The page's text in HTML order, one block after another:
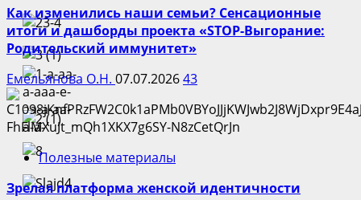
Как изменились наши семьи? Сенсационные
итоги и дашборды проекта «STOP-Выгорание:
Родительский иммунитет»
Емельянова О.Н. 07.07.202643
Полезные материалы
Зрелая платформа женской идентичности